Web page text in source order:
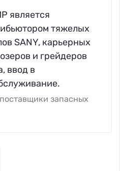
является
тяжелых
SANY, карьерных
и грейдеров
ввод в
запасных